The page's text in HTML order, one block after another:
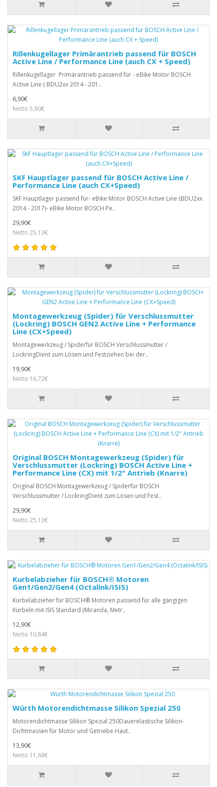
Rillenkugellager Primärantrieb passend für BOSCH
Active Line / Performance Line (auch CX + Speed)
Rillenkugellager Primärantrieb passend für - eBike Motor BOSCH
Active Line ( BDU2xx 2014 - 201..
6,90€
Netto 5,80€
SKF Hauptlager passend für BOSCH Active Line /
Performance Line (auch CX+Speed)
SKF Hauptlager passend für- eBike Motor BOSCH Active Line (BDU2xx
2014 - 2017)- eBike Motor BOSCH Pe..
29,90€
Netto 25,13€
Montagewerkzeug (Spider) für Verschlussmutter
(Lockring) BOSCH GEN2 Active Line + Performance
Line (CX+Speed)
Montagewerkzeug / Spiderfür BOSCH Verschlussmutter /
LockringDient zum Lösen und Festziehen bei der..
19,90€
Netto 16,72€
Original BOSCH Montagewerkzeug (Spider) für
Verschlussmutter (Lockring) BOSCH Active Line +
Performance Line (CX) mit 1/2" Antrieb (Knarre)
Original BOSCH Montagewerkzeug / Spiderfür BOSCH
Verschlussmutter / LockringDient zum Lösen und Fest..
29,90€
Netto 25,13€
Kurbelabzieher für BOSCH® Motoren
Gen1/Gen2/Gen4 (Octalink/ISIS)
Kurbelabzieher für BOSCH® Motoren passend für alle gängigen
Kurbeln mit ISIS Standard (Miranda, Metr..
12,90€
Netto 10,84€
Würth Motorendichtmasse Silikon Spezial 250
Motorendichtmasse Silikon Spezial 250Dauerelastische Silikon-
Dichtmassen für Motor und Getriebe.Haut..
13,90€
Netto 11,68€